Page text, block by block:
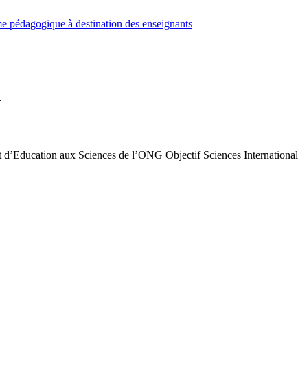
pédagogique à destination des enseignants
aux Sciences de l’ONG Objectif Sciences International